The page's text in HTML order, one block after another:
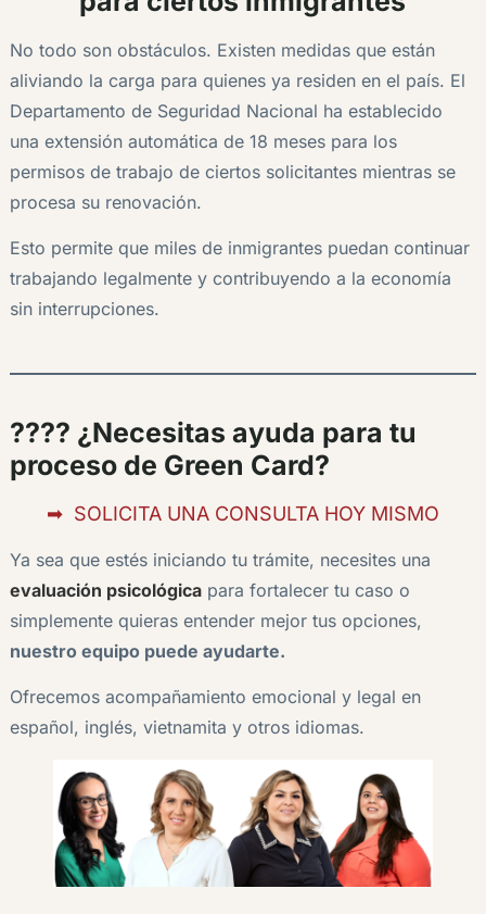
No todo son obstáculos. Existen medidas que están
aliviando la carga para quienes ya residen en el país. El
Departamento de Seguridad Nacional ha establecido
una extensión automática de 18 meses para los
permisos de trabajo de ciertos solicitantes mientras se
procesa su renovación.
Esto permite que miles de inmigrantes puedan continuar
trabajando legalmente y contribuyendo a la economía
sin interrupciones.
???? ¿Necesitas ayuda para tu
proceso de Green Card?
➡ ️ SOLICITA UNA CONSULTA HOY MISMO
Ya sea que estés iniciando tu trámite, necesites una
evaluación psicológicapara fortalecer tu caso o
simplemente quieras entender mejor tus opciones,
nuestro equipo puede ayudarte.
Ofrecemos acompañamiento emocional y legal en
español, inglés, vietnamita y otros idiomas.